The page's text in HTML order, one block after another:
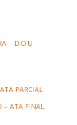
– D.O.U –
PARCIAL
– ATA FINAL